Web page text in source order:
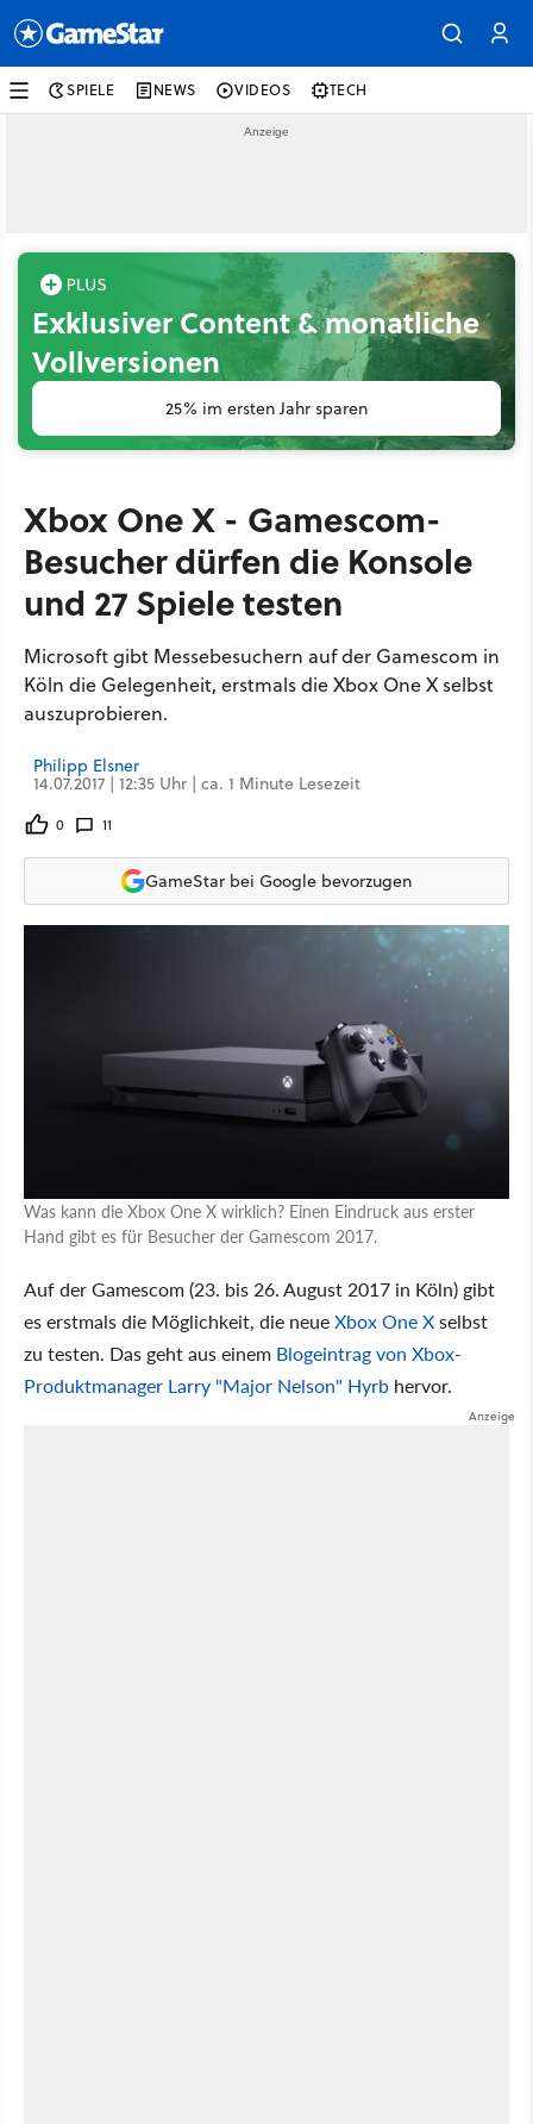
SPIELE NEWS VIDEOS TECH
Exklusiver Content & monatliche
Vollversionen
25% im ersten Jahr sparen
Xbox One X - Gamescom-
Besucher dürfen die Konsole
und 27 Spiele testen
Microsoft gibt Messebesuchern auf der Gamescom in
Köln die Gelegenheit, erstmals die Xbox One X selbst
auszuprobieren.
Philipp Elsner
14.07.2017 | 12:35 Uhr | ca. 1 Minute Lesezeit
0 11
GameStar bei Google bevorzugen
Was kann die Xbox One X wirklich? Einen Eindruck aus erster
Hand gibt es für Besucher der Gamescom 2017.
Auf der Gamescom (23. bis 26. August 2017 in Köln) gibt
es erstmals die Möglichkeit, die neueXbox One Xselbst
zu testen. Das geht aus einem Blogeintrag von Xbox-
Produktmanager Larry "Major Nelson" Hyrb hervor.